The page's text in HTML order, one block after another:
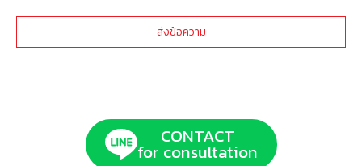
CONTACT
for consultation